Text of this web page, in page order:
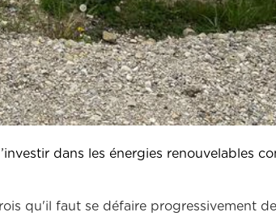
dans les énergies renouvelables
qu'il faut se défaire progressivement